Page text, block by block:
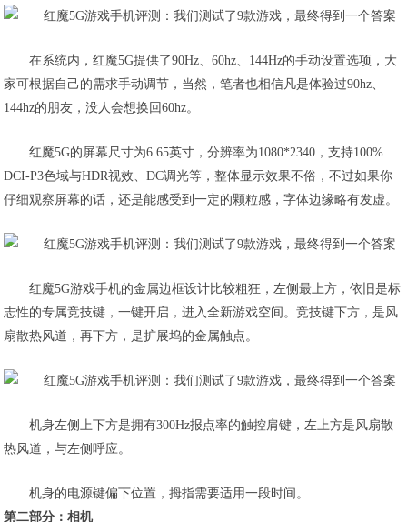
在系统内，红魔5G提供了90Hz、60hz、144Hz的手动设置选项，大
家可根据自己的需求手动调节，当然，笔者也相信凡是体验过90hz、
144hz的朋友，没人会想换回60hz。
红魔5G的屏幕尺寸为6.65英寸，分辨率为1080*2340，支持100%
DCI-P3色域与HDR视效、DC调光等，整体显示效果不俗，不过如果你
仔细观察屏幕的话，还是能感受到一定的颗粒感，字体边缘略有发虚。
红魔5G游戏手机的金属边框设计比较粗狂，左侧最上方，依旧是标
志性的专属竞技键，一键开启，进入全新游戏空间。竞技键下方，是风
扇散热风道，再下方，是扩展坞的金属触点。
机身左侧上下方是拥有300Hz报点率的触控肩键，左上方是风扇散
热风道，与左侧呼应。
机身的电源键偏下位置 ，拇指需要适用一段时间。
第二部分：相机